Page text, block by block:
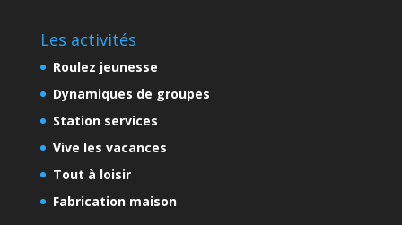
Les activités
Roulez jeunesse
Dynamiques de groupes
Station services
Vive les vacances
Tout à loisir
Fabrication maison